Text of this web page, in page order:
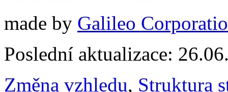
made by Galileo
Poslední aktualizace:
Změna vzhledu, Struktura